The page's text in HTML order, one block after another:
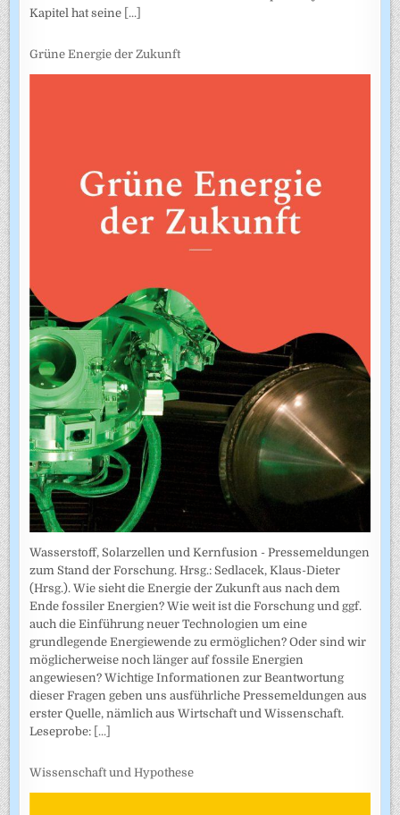
Kapitel hat seine [...]
Grüne Energie der Zukunft
Wasserstoff, Solarzellen und Kernfusion - Pressemeldungen
zum Stand der Forschung. Hrsg.: Sedlacek, Klaus-Dieter
(Hrsg.). Wie sieht die Energie der Zukunft aus nach dem
Ende fossiler Energien? Wie weit ist die Forschung und ggf.
auch die Einführung neuer Technologien um eine
grundlegende Energiewende zu ermöglichen? Oder sind wir
möglicherweise noch länger auf fossile Energien
angewiesen? Wichtige Informationen zur Beantwortung
dieser Fragen geben uns ausführliche Pressemeldungen aus
erster Quelle, nämlich aus Wirtschaft und Wissenschaft.
Leseprobe: [...]
Wissenschaft und Hypothese